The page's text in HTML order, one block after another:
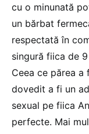
cu o minunată
un bărbat
respectată în
singură fiica de
Ceea ce părea a
dovedit a fi un
sexual pe fiica
perfecte. Mai